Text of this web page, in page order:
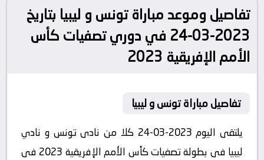
تفاصيل وموعد مباراة تونس و ليبيا بتاريخ
2023-03-24 في دوري تصفيات كأس
الأمم الإفريقية 2023
تفاصيل مباراة تونس و ليبيا
يلتقى اليوم 2023-03-24 كلا من نادى تونس و نادي
ليبيا فى بطولة تصفيات كأس الأمم الإفريقية 2023 فى